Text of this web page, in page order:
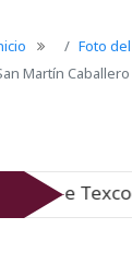
Foto
Martín
07-08-26